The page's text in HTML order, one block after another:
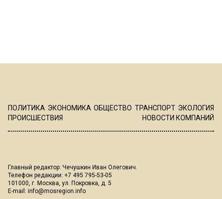
ПОЛИТИКА ЭКОНОМИКА ОБЩЕСТВО ТРАНСПОРТ ЭКОЛОГИЯ
ПРОИСШЕСТВИЯ
НОВОСТИ КОМПАНИЙ
Главный редактор: Чечушкин Иван Олегович.
Телефон редакции: +7 495 795-53-05
101000, г. Москва, ул. Покровка, д. 5
E-mail: info@mosregion.info